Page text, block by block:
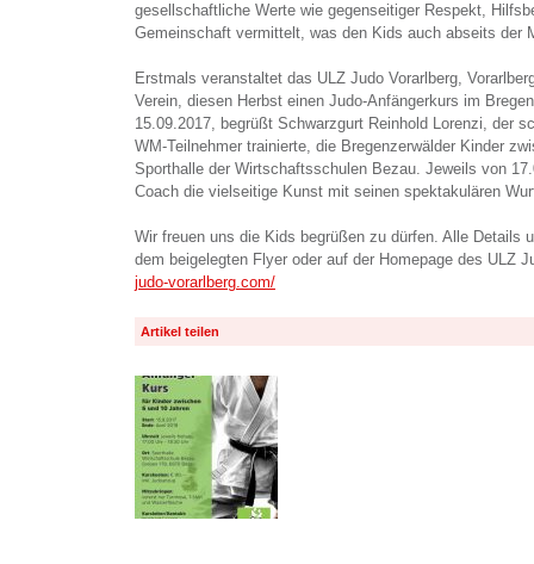
gesellschaftliche Werte wie gegenseitiger Respekt,
Gemeinschaft vermittelt, was den Kids auch abseits der
Erstmals veranstaltet das ULZ Judo Vorarlberg,
Verein, diesen Herbst einen Judo-Anfängerkurs im
15.09.2017, begrüßt Schwarzgurt Reinhold Lorenzi, der
WM-Teilnehmer trainierte, die Bregenzerwälder Kinder
Sporthalle der Wirtschaftsschulen Bezau. Jeweils von
Coach die vielseitige Kunst mit seinen spektakulären
Wir freuen uns die Kids begrüßen zu dürfen. Alle Details
dem beigelegten Flyer oder auf der Homepage des ULZ
judo-vorarlberg.com/
Artikel teilen